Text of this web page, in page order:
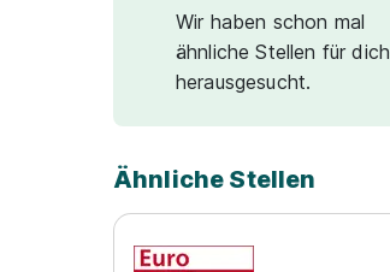
Wir haben schon mal
ähnliche Stellen für dich
herausgesucht.
Ähnliche Stellen